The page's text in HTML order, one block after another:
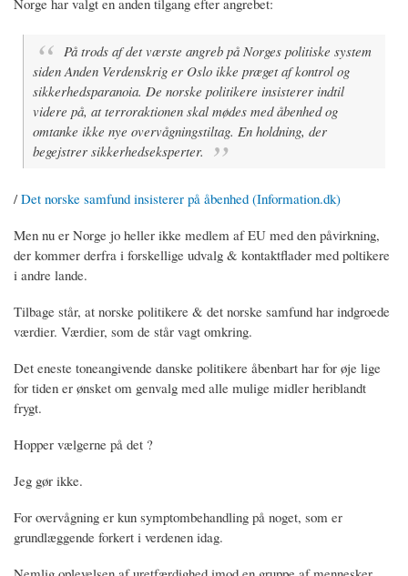
Norge har valgt en anden tilgang efter angrebet:
På trods af det værste angreb på Norges politiske system
siden Anden Verdenskrig er Oslo ikke præget af kontrol og
sikkerhedsparanoia. De norske politikere insisterer indtil
videre på, at terroraktionen skal mødes med åbenhed og
omtanke ikke nye overvågningstiltag. En holdning, der
begejstrer sikkerhedseksperter.
/Det norske samfund insisterer på åbenhed (Information.dk)
Men nu er Norge jo heller ikke medlem af EU med den påvirkning,
der kommer derfra i forskellige udvalg & kontaktflader med poltikere
i andre lande.
Tilbage står, at norske politikere & det norske samfund har indgroede
værdier. Værdier, som de står vagt omkring.
Det eneste toneangivende danske politikere åbenbart har for øje lige
for tiden er ønsket om genvalg med alle mulige midler heriblandt
frygt.
Hopper vælgerne på det ?
Jeg gør ikke.
For overvågning er kun symptombehandling på noget, som er
grundlæggende forkert i verdenen idag.